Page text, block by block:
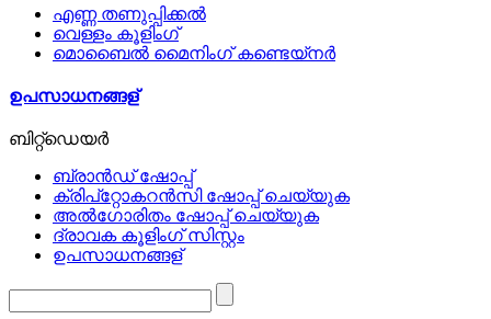
എണ്ണ തണുപ്പിക്കൽ
വെള്ളം കൂളിംഗ്
മൊബൈൽ മൈനിംഗ് കണ്ടെയ്നർ
ഉപസാധനങ്ങള്
ബിറ്റ്ഡെയർ
ബ്രാൻഡ് ഷോപ്പ്
ക്രിപ്റ്റോകറൻസി ഷോപ്പ് ചെയ്യുക
അൽഗോരിതം ഷോപ്പ് ചെയ്യുക
ദ്രാവക കൂളിംഗ് സിസ്റ്റം
ഉപസാധനങ്ങള്